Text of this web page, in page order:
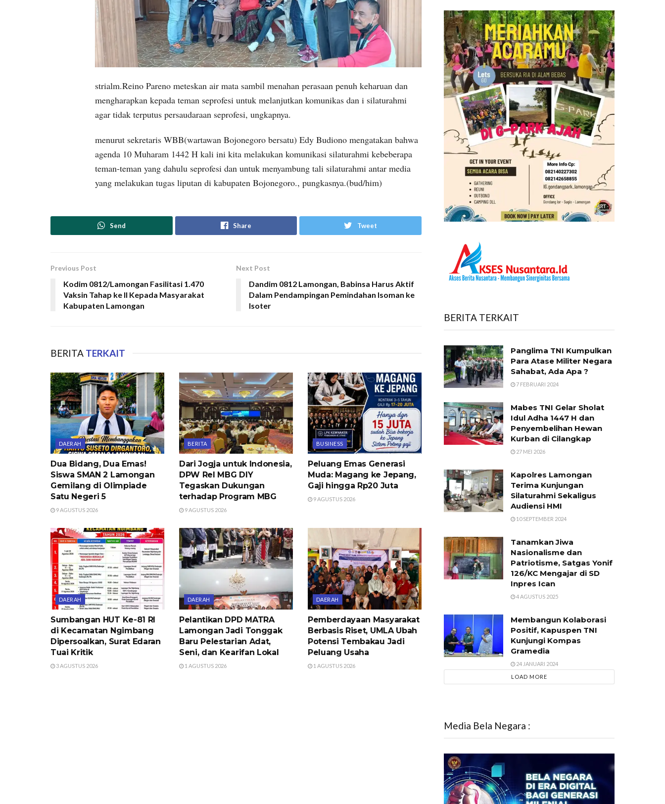
strialm.Reino Pareno meteskan air mata sambil menahan perasaan penuh keharuan dan
mengharapkan kepada teman seprofesi untuk melanjutkan komunikas dan i silaturahmi
agar tidak terputus persaudaraan seprofesi, ungkapnya.
menurut sekretaris WBB(wartawan Bojonegoro bersatu) Edy Budiono mengatakan bahwa
agenda 10 Muharam 1442 H kali ini kita melakukan komunikasi silaturahmi kebeberapa
teman-teman yang dahulu seprofesi dan untuk menyambung tali silaturahmi antar media
yang melakukan tugas liputan di kabupaten Bojonegoro., pungkasnya.(bud/him)
Send Share Tweet
Previous Post
Kodim 0812/Lamongan Fasilitasi 1.470
Vaksin Tahap ke II Kepada Masyarakat
Kabupaten Lamongan
Next Post
Dandim 0812 Lamongan, Babinsa Harus Aktif
Dalam Pendampingan Pemindahan Isoman ke
Isoter
BERITA TERKAIT
DAERAH
Dua Bidang, Dua Emas!
Siswa SMAN 2 Lamongan
Gemilang di Olimpiade
Satu Negeri 5
9 AGUSTUS 2026
BERITA
Dari Jogja untuk Indonesia,
DPW Rel MBG DIY
Tegaskan Dukungan
terhadap Program MBG
9 AGUSTUS 2026
BUSINESS
Peluang Emas Generasi
Muda: Magang ke Jepang,
Gaji hingga Rp20 Juta
9 AGUSTUS 2026
DAERAH
Sumbangan HUT Ke-81 RI
di Kecamatan Ngimbang
Dipersoalkan, Surat Edaran
Tuai Kritik
3 AGUSTUS 2026
DAERAH
Pelantikan DPD MATRA
Lamongan Jadi Tonggak
Baru Pelestarian Adat,
Seni, dan Kearifan Lokal
1 AGUSTUS 2026
DAERAH
Pemberdayaan Masyarakat
Berbasis Riset, UMLA Ubah
Potensi Tembakau Jadi
Peluang Usaha
1 AGUSTUS 2026
BERITA TERKAIT
Panglima TNI Kumpulkan
Para Atase Militer Negara
Sahabat, Ada Apa ?
7 FEBRUARI 2024
Mabes TNI Gelar Sholat
Idul Adha 1447 H dan
Penyembelihan Hewan
Kurban di Cilangkap
27 MEI 2026
Kapolres Lamongan
Terima Kunjungan
Silaturahmi Sekaligus
Audiensi HMI
10 SEPTEMBER 2024
Tanamkan Jiwa
Nasionalisme dan
Patriotisme, Satgas Yonif
126/KC Mengajar di SD
Inpres Ican
4 AGUSTUS 2025
Membangun Kolaborasi
Positif, Kapuspen TNI
Kunjungi Kompas
Gramedia
24 JANUARI 2024
LOAD MORE
Media Bela Negara :